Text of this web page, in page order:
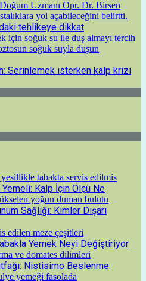
tehlikeye dikkat
Serinlemek isterken kalp krizi
Kalp İçin Ölçü Ne
Sağlığı: Kimler Dışarı
Yemek Neyi Değiştiriyor
Nistisimo Beslenme